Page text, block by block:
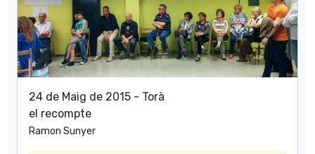
24 de Maig de 2015 - Torà
el recompte
Ramon Sunyer